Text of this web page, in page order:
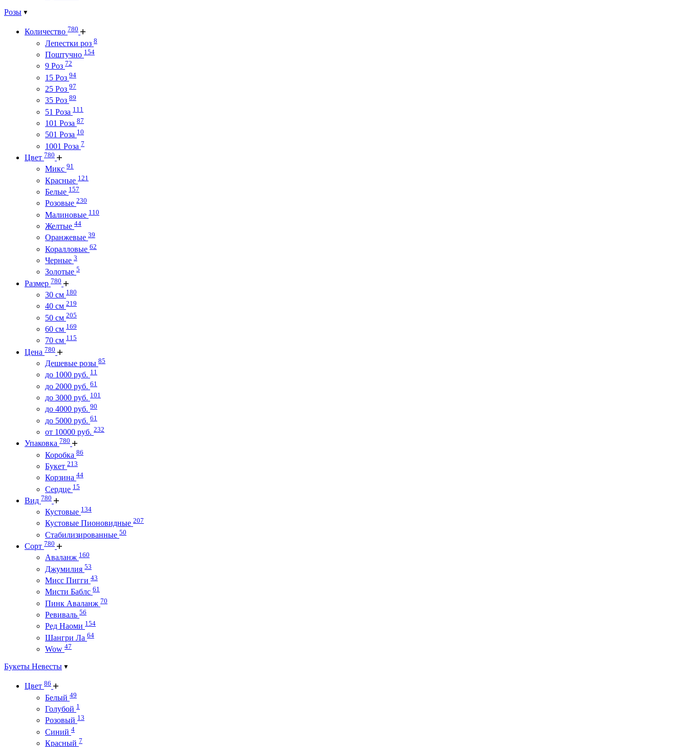
Розы
Количество 780
Лепестки роз 8
Поштучно 154
9 Роз 72
15 Роз 94
25 Роз 97
35 Роз 89
51 Роза 111
101 Роза 87
501 Роза 10
1001 Роза 7
Цвет 780
Микс 91
Красные 121
Белые 157
Розовые 230
Малиновые 110
Желтые 44
Оранжевые 39
Коралловые 62
Черные 3
Золотые 5
Размер 780
30 см 180
40 см 219
50 см 205
60 см 169
70 см 115
Цена 780
Дешевые розы 85
до 1000 руб. 11
до 2000 руб. 61
до 3000 руб. 101
до 4000 руб. 90
до 5000 руб. 61
от 10000 руб. 232
Упаковка 780
Коробка 86
Букет 213
Корзина 44
Сердце 15
Вид 780
Кустовые 134
Кустовые Пионовидные 207
Стабилизированные 50
Сорт 780
Аваланж 160
Джумилия 53
Мисс Пигги 43
Мисти Баблс 61
Пинк Аваланж 70
Ревиваль 56
Ред Наоми 154
Шангри Ла 64
Wow 47
Букеты Невесты
Цвет 86
Белый 49
Голубой 1
Розовый 13
Синий 4
Красный 7